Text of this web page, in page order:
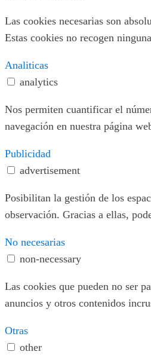
Las cookies necesarias son
Estas cookies no recogen
Analiticas
analytics
Nos permiten cuantificar el
navegación en nuestra página
Publicidad
advertisement
Posibilitan la gestión de los
observación. Gracias a ellas,
No necesarias
non-necessary
Las cookies que pueden no ser
anuncios y otros contenidos
Otras
other